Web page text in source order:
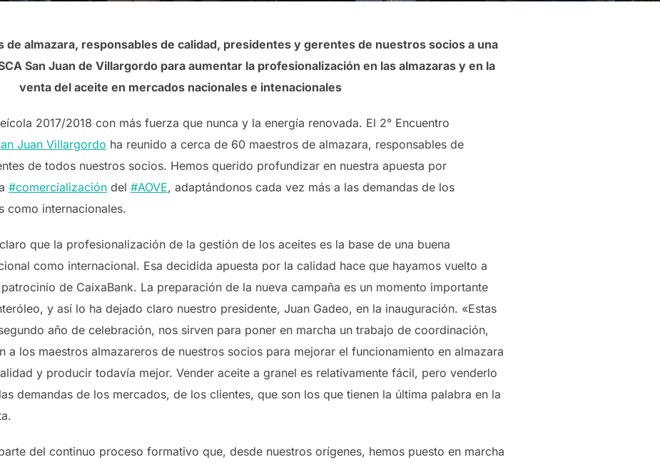
de almazara, responsables de calidad, presidentes y gerentes de nuestros socios a una
San Juan de Villargordo para aumentar la profesionalización en las almazaras y en la
venta del aceite en mercados nacionales e intenacionales
2017/2018 con más fuerza que nunca y la energía renovada. El 2° Encuentro
Juan Villargordo ha reunido a cerca de 60 maestros de almazara, responsables de
de todos nuestros socios. Hemos querido profundizar en nuestra apuesta por
#comercialización del #AOVE, adaptándonos cada vez más a las demandas de los
como internacionales.
que la profesionalización de la gestión de los aceites es la base de una buena
como internacional. Esa decidida apuesta por la calidad hace que hayamos vuelto a
de CaixaBank. La preparación de la nueva campaña es un momento importante
y así lo ha dejado claro nuestro presidente, Juan Gadeo, en la inauguración. «Estas
año de celebración, nos sirven para poner en marcha un trabajo de coordinación,
los maestros almazareros de nuestros socios para mejorar el funcionamiento en almazara
y producir todavía mejor. Vender aceite a granel es relativamente fácil, pero venderlo
demandas de los mercados, de los clientes, que son los que tienen la última palabra en la
del continuo proceso formativo que, desde nuestros orígenes, hemos puesto en marcha